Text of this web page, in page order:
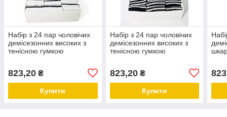
Набір з 24 пар чоловічих
демісезонних високих з
тенісною гумкою
823,20 ₴
Купити
Набір з 24 пар чоловічих
демісезонних високих з
тенісною гумкою
823,20₴
Купити